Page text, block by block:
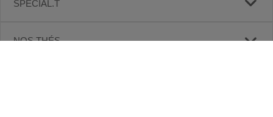
SPECIAL.T
NOS THÉS